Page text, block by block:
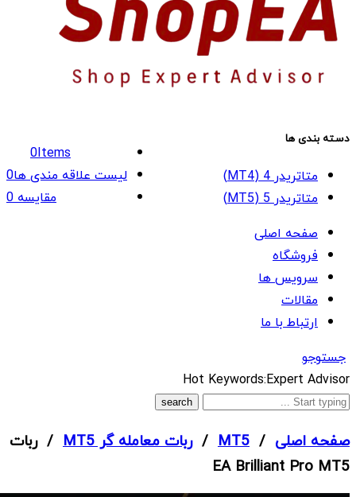
0Items
لیست علاقه مندی ها0
مقایسه0
دسته بندی ها
متاتریدر 4 (MT4)
متاتریدر 5 (MT5)
صفحه اصلی
فروشگاه
سرویس ها
مقالات
ارتباط با ما
جستوجو
What
are
looking
for?
Hot Keywords:Expert Advisor
صفحه اصلی /
MT5
/ربات معامله گر MT5
/ ربات
EA Brilliant Pro MT5